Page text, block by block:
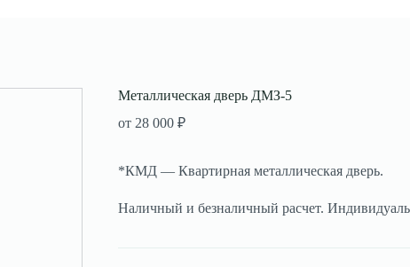
Металлическая дверь ДМЗ-5
от 28 000₽
*КМД — Квартирная металлическая дверь.
Наличный и безналичный расчет.